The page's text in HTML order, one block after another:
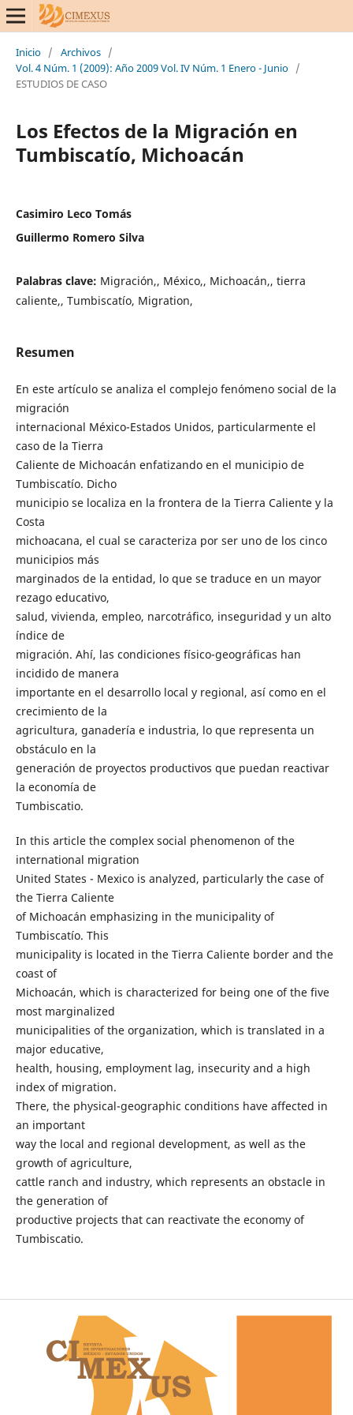
Inicio / Archivos /
Vol. 4 Núm. 1 (2009): Año 2009 Vol. IV Núm. 1 Enero - Junio /
ESTUDIOS DE CASO
Los Efectos de la Migración en
Tumbiscatío, Michoacán
Casimiro Leco Tomás
Guillermo Romero Silva
Palabras clave: Migración,, México,, Michoacán,, tierra
caliente,, Tumbiscatío, Migration,
Resumen
En este artículo se analiza el complejo fenómeno social de la
migración
internacional México-Estados Unidos, particularmente el
caso de la Tierra
Caliente de Michoacán enfatizando en el municipio de
Tumbiscatío. Dicho
municipio se localiza en la frontera de la Tierra Caliente y la
Costa
michoacana, el cual se caracteriza por ser uno de los cinco
municipios más
marginados de la entidad, lo que se traduce en un mayor
rezago educativo,
salud, vivienda, empleo, narcotráfico, inseguridad y un alto
índice de
migración. Ahí, las condiciones físico-geográficas han
incidido de manera
importante en el desarrollo local y regional, así como en el
crecimiento de la
agricultura, ganadería e industria, lo que representa un
obstáculo en la
generación de proyectos productivos que puedan reactivar
la economía de
Tumbiscatio.
In this article the complex social phenomenon of the
international migration
United States - Mexico is analyzed, particularly the case of
the Tierra Caliente
of Michoacán emphasizing in the municipality of
Tumbiscatío. This
municipality is located in the Tierra Caliente border and the
coast of
Michoacán, which is characterized for being one of the five
most marginalized
municipalities of the organization, which is translated in a
major educative,
health, housing, employment lag, insecurity and a high
index of migration.
There, the physical-geographic conditions have affected in
an important
way the local and regional development, as well as the
growth of agriculture,
cattle ranch and industry, which represents an obstacle in
the generation of
productive projects that can reactivate the economy of
Tumbiscatio.